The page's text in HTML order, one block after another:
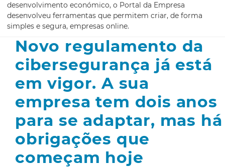
desenvolvimento económico, o Portal da Empresa
desenvolveu ferramentas que permitem criar, de forma
simples e segura, empresas online.
Novo regulamento da
cibersegurança já está
em vigor. A sua
empresa tem dois anos
para se adaptar, mas há
obrigações que
começam hoje